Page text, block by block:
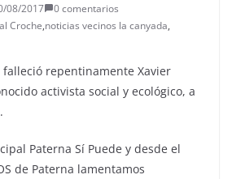
08/2017
0 comentarios
Croche,noticias vecinos la canyada,
falleció repentinamente Xavier
activista social y ecológico, a
Paterna Sí Puede y desde el
de Paterna lamentamos